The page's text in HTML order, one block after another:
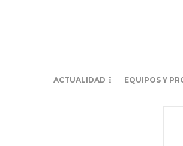
ACTUALIDAD EQUIPOS Y